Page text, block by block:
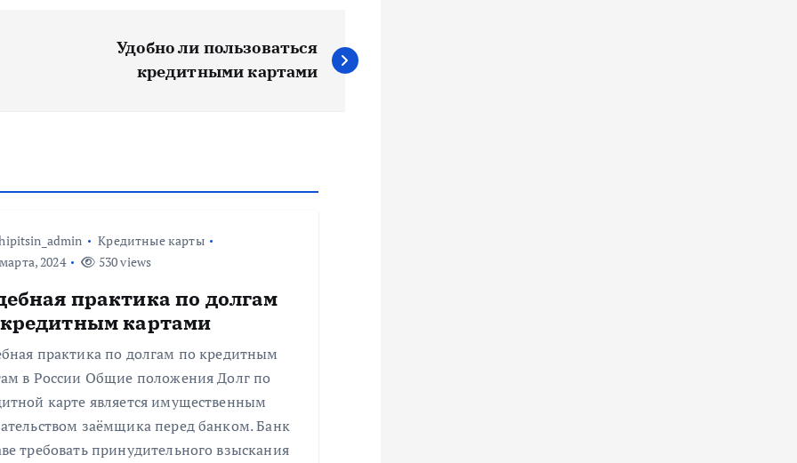
Удобно ли пользоваться
кредитными картами
Кредитные карты
2024
530 views
практика по долгам
картами
практика по долгам по кредитным
в России Общие положения Долг по
карте является имущественным
заёмщика перед банком. Банк
требовать принудительного взыскания